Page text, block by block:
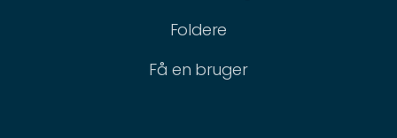
Foldere
Få en bruger